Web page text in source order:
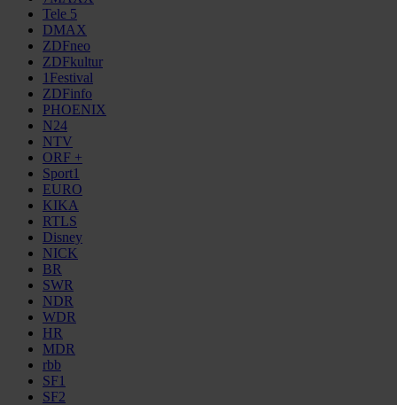
Tele 5
DMAX
ZDFneo
ZDFkultur
1Festival
ZDFinfo
PHOENIX
N24
NTV
ORF +
Sport1
EURO
KIKA
RTLS
Disney
NICK
BR
SWR
NDR
WDR
HR
MDR
rbb
SF1
SF2